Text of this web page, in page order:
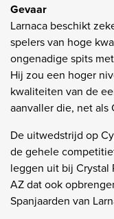
Gevaar
Larnaca beschikt
spelers van hoge
ongenadige spits
Hij zou een hoger
kwaliteiten van de
aanvaller die, net als
De uitwedstrijd op
de gehele
leggen uit bij Crystal
AZ dat ook
Spanjaarden van